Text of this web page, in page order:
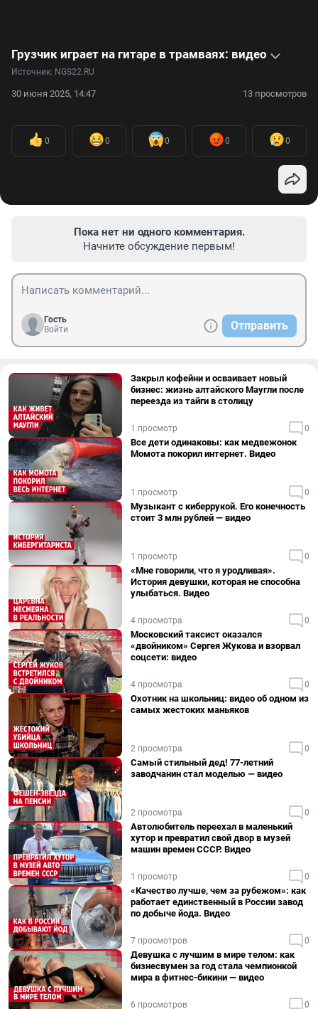
Грузчик играет на гитаре в трамваях: видео
Источник: NGS22.RU
30 июня 2025, 14:47 13 просмотров
0 0 0 0 0
Пока нет ни одного комментария.
Начните обсуждение первым!
Гость
Войти
Отправить
Закрыл кофейни и осваивает новый
бизнес: жизнь алтайского Маугли после
переезда из тайги в столицу
1 просмотр 0
Все дети одинаковы: как медвежонок
Момота покорил интернет. Видео
1 просмотр 0
Музыкант с киберрукой. Его конечность
стоит 3 млн рублей — видео
1 просмотр 0
«Мне говорили, что я уродливая».
История девушки, которая не способна
улыбаться. Видео
4 просмотра 0
Московский таксист оказался
«двойником» Сергея Жукова и взорвал
соцсети: видео
4 просмотра 0
Охотник на школьниц: видео об одном из
самых жестоких маньяков
2 просмотра 0
Самый стильный дед! 77-летний
заводчанин стал моделью — видео
2 просмотра 0
Автолюбитель переехал в маленький
хутор и превратил свой двор в музей
машин времен СССР. Видео
1 просмотр 0
«Качество лучше, чем за рубежом»: как
работает единственный в России завод
по добыче йода. Видео
7 просмотров 0
Девушка с лучшим в мире телом: как
бизнесвумен за год стала чемпионкой
мира в фитнес-бикини — видео
6 просмотров 0